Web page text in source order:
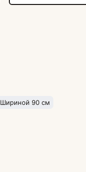
Шириной 90 см